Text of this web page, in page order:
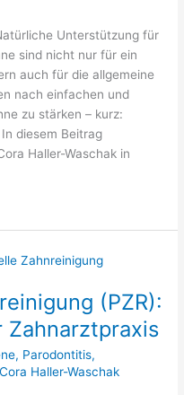
Unterstützung für
sind nicht nur für ein
auch für die allgemeine
nach einfachen und
zu stärken – kurz:
diesem Beitrag
Haller-Waschak in
(PZR):
Zahnarztpraxis
, Parodontitis,
Haller-Waschak